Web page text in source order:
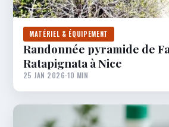
MATÉRIEL & ÉQUIPEMENT
Randonnée pyramide de
Ratapignata à Nice
25 JAN 2026·10 MIN